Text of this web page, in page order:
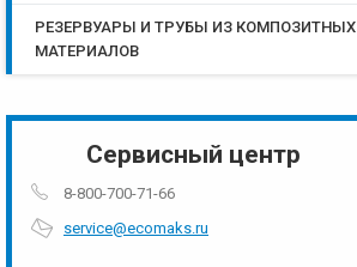
РЕЗЕРВУАРЫ И ТРУБЫ ИЗ КОМПОЗИТНЫХ
МАТЕРИАЛОВ
Сервисный центр
8-800-700-71-66
service@ecomaks.ru